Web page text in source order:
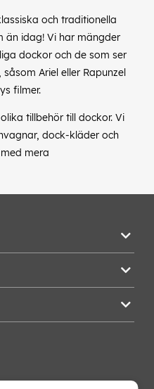
och traditionella
än idag! Vi har mängder
dockor och de som ser
Ariel eller Rapunzel
filmer.
tillbehör till dockor. Vi
dock-kläder och
mera